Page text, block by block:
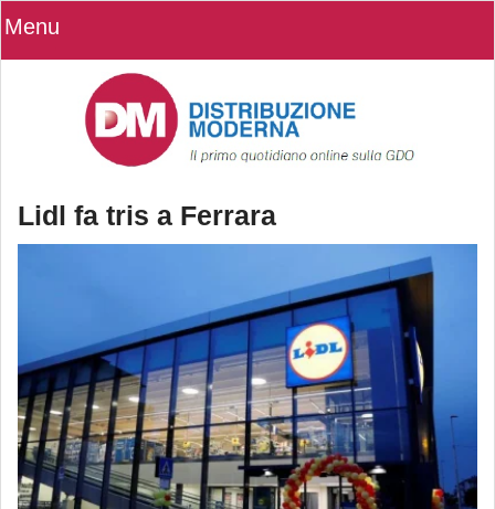
Menu
Lidl fa tris a Ferrara